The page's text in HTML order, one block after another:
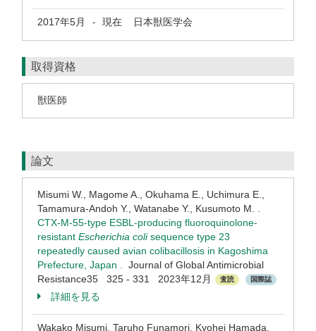
2017年5月 - 現在 日本獣医学会
取得資格
獣医師
論文
Misumi W., Magome A., Okuhama E., Uchimura E.,
Tamamura-Andoh Y., Watanabe Y., Kusumoto M. .
CTX-M-55-type ESBL-producing fluoroquinolone-
resistant Escherichia colisequence type 23
repeatedly caused avian colibacillosis in Kagoshima
Prefecture, Japan . Journal of Global Antimicrobial
Resistance35 325 - 331 2023年12月
査読 国際誌
詳細を見る
Wakako Misumi, Taruho Funamori, Kyohei Hamada,